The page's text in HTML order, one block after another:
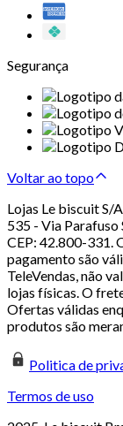
Segurança
Voltar ao topo
Lojas Le biscuit S/
535 - Via Parafuso
CEP: 42.800-331.
pagamento são
TeleVendas, não
lojas físicas. O
Ofertas válidas
produtos são
Politica de
Termos de uso